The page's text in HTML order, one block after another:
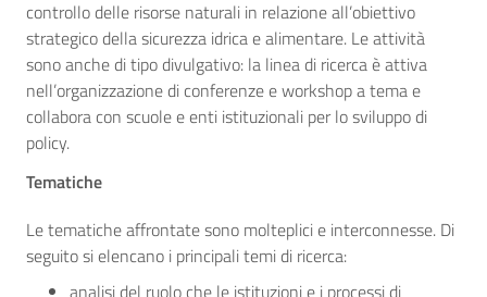
controllo delle risorse naturali in relazione all’obiettivo
strategico della sicurezza idrica e alimentare. Le attività
sono anche di tipo divulgativo: la linea di ricerca è attiva
nell’organizzazione di conferenze e workshop a tema e
collabora con scuole e enti istituzionali per lo sviluppo di
policy.
Tematiche
Le tematiche affrontate sono molteplici e interconnesse. Di
seguito si elencano i principali temi di ricerca:
analisi del ruolo che le istituzioni e i processi di